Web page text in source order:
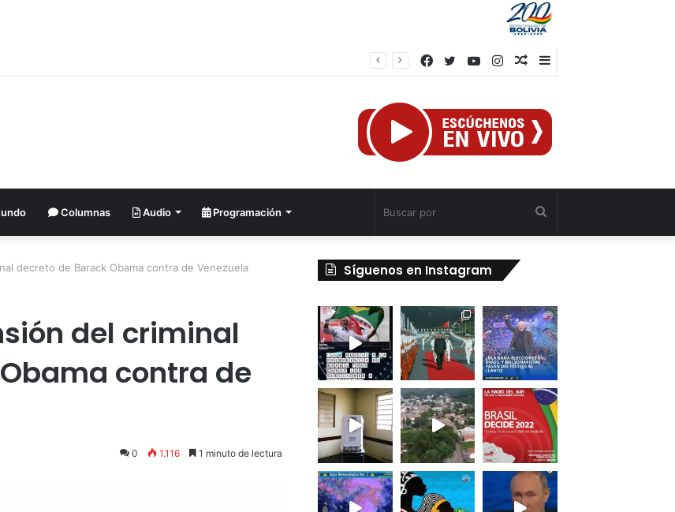
Barra
Publicación
azar
Instagram
YouTube
Twitter
Facebook
Columnas Audio Programación
decreto de Barack Obama contra de Venezuela
del criminal
contra de
0 1.116 1 minuto de lectura
Síguenos en Instagram